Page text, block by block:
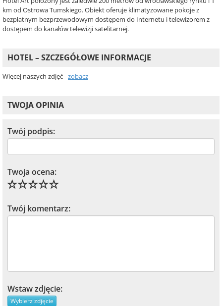
km od Ostrowa Tumskiego. Obiekt oferuje klimatyzowane pokoje z
bezpłatnym bezprzewodowym dostępem do Internetu i telewizorem z
dostępem do kanałów telewizji satelitarnej.
HOTEL – SZCZEGÓŁOWE INFORMACJE
Więcej naszych zdjęć -zobacz
TWOJA OPINIA
Twój podpis:
Twoja ocena:
Twój komentarz:
Wstaw zdjęcie:
Wybierz zdjęcie